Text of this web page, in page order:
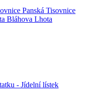
Panská Tisovnice
Bláhova Lhota
- Jídelní lístek